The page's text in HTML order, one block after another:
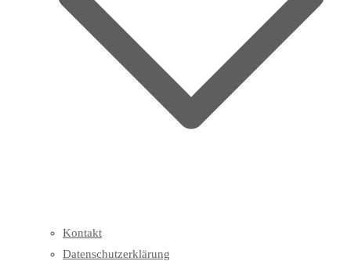
Kontakt
Datenschutzerklärung